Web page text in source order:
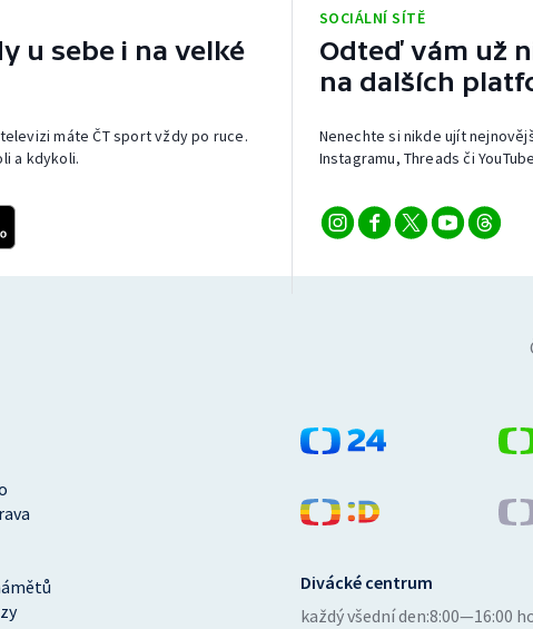
u sebe i na velké
máte ČT sport vždy po ruce.
a kdykoli.
SOCIÁLNÍ SÍTĚ
Odteď vám už
na dalších
Nenechte si nikde ujít
Instagramu, Threads či
Divácké centrum
každý všední den:8:00—16:00